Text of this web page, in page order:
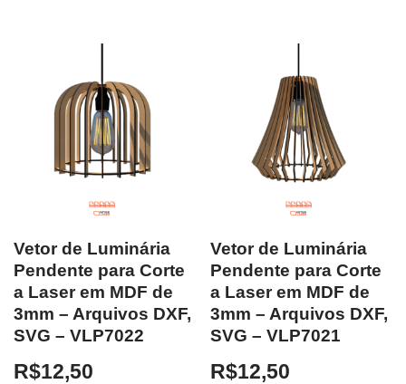
Vetor de Luminária
Pendente para Corte
a Laser em MDF de
3mm – Arquivos DXF,
SVG – VLP7022
R$12,50
Vetor de Luminária
Pendente para Corte
a Laser em MDF de
3mm – Arquivos DXF,
SVG – VLP7021
R$12,50